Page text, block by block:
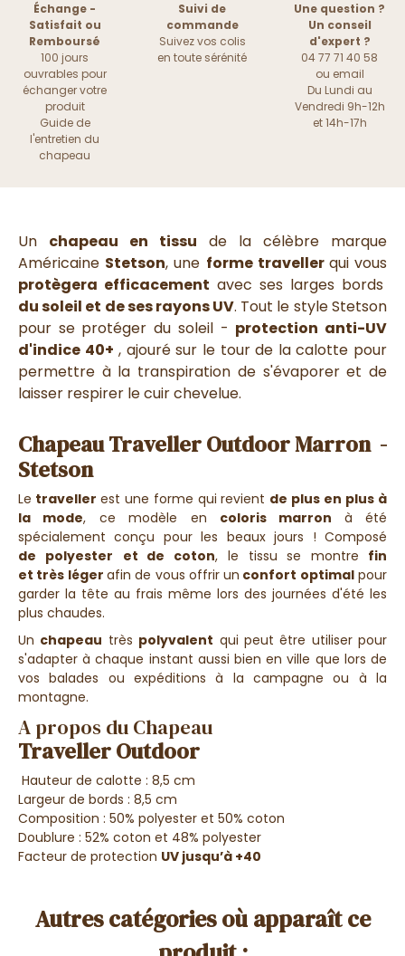
Échange -
Satisfait ou
Remboursé
100 jours
ouvrables pour
échanger votre
produit
Guide de
l'entretien du
chapeau
Suivi de
commande
Suivez vos colis
en toute sérénité
Une question ?
Un conseil
d'expert ?
04 77 71 40 58
ou email
Du Lundi au
Vendredi 9h-12h
et 14h-17h
Un chapeau en tissu de la célèbre marque
Américaine Stetson, une forme traveller qui vous
protègera efficacement avec ses larges bords
du soleil et de ses rayons UV. Tout le style Stetson
pour se protéger du soleil - protection anti-UV
d'indice 40+ , ajouré sur le tour de la calotte pour
permettre à la transpiration de s'évaporer et de
laisser respirer le cuir chevelue.
Chapeau Traveller Outdoor Marron -
Stetson
Le traveller est une forme qui revient de plus en plus à
la mode, ce modèle en coloris marron à été
spécialement conçu pour les beaux jours ! Composé
de polyester et de coton, le tissuse montre fin
et très léger afin de vous offrir un confort optimalpour
garder la tête au frais même lors des journées d'été les
plus chaudes.
Un chapeau très polyvalent qui peut être utiliser pour
s'adapter à chaque instant aussi bien en ville que lors de
vos balades ou expéditions à la campagne ou à la
montagne.
A propos du Chapeau
Traveller Outdoor
Hauteur de calotte : 8,5 cm
Largeur de bords : 8,5 cm
Composition : 50% polyester et 50% coton
Doublure : 52% coton et 48% polyester
Facteur de pro­tec­ti­on UV jus­qu’à +40
Autres catégories où apparaît ce